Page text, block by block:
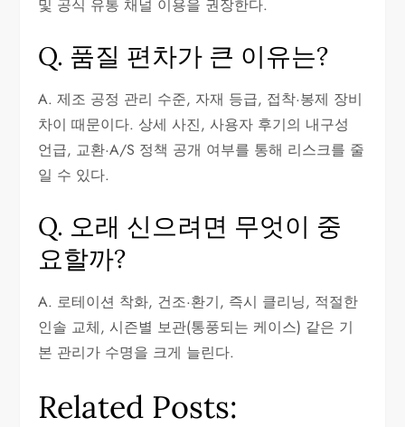
및 공식 유통 채널 이용을 권장한다.
Q. 품질 편차가 큰 이유는?
A. 제조 공정 관리 수준, 자재 등급, 접착·봉제 장비
차이 때문이다. 상세 사진, 사용자 후기의 내구성
언급, 교환·A/S 정책 공개 여부를 통해 리스크를 줄
일 수 있다.
Q. 오래 신으려면 무엇이 중
요할까?
A. 로테이션 착화, 건조·환기, 즉시 클리닝, 적절한
인솔 교체, 시즌별 보관(통풍되는 케이스) 같은 기
본 관리가 수명을 크게 늘린다.
Related Posts: